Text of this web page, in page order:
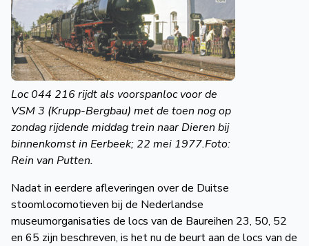
Loc 044 216 rijdt als voorspanloc voor de
VSM 3 (Krupp-Bergbau) met de toen nog op
zondag rijdende middag trein naar Dieren bij
binnenkomst in Eerbeek; 22 mei 1977.Foto:
Rein van Putten.
Nadat in eerdere afleveringen over de Duitse
stoomlocomotieven bij de Nederlandse
museumorganisaties de locs van de Baureihen 23, 50, 52
en 65 zijn beschreven, is het nu de beurt aan de locs van de